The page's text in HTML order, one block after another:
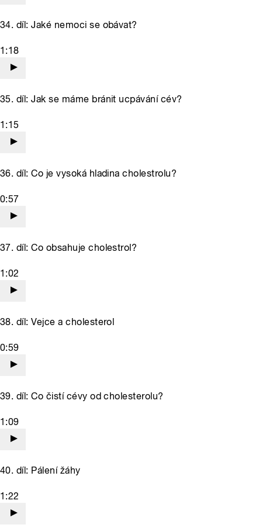
34. díl: Jaké nemoci se obávat?
1:18
35. díl: Jak se máme bránit ucpávání cév?
1:15
36. díl: Co je vysoká hladina cholestrolu?
0:57
37. díl: Co obsahuje cholestrol?
1:02
38. díl: Vejce a cholesterol
0:59
39. díl: Co čistí cévy od cholesterolu?
1:09
40. díl: Pálení žáhy
1:22